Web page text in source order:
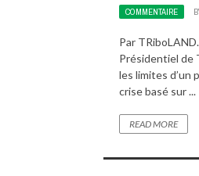
COMMENTAIRE
Par
Présidentiel de
les limites d’un
crise basé sur ...
READ MORE